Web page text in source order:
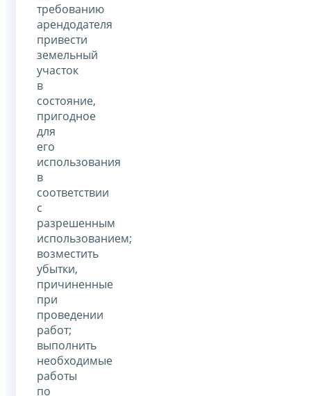
требованию
арендодателя
привести
земельный
участок
в
состояние,
пригодное
для
его
использования
в
соответствии
с
разрешенным
использованием;
возместить
убытки,
причиненные
при
проведении
работ;
выполнить
необходимые
работы
по